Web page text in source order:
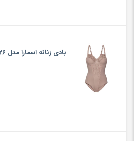
بادی زنانه اسمارا مدل Es326